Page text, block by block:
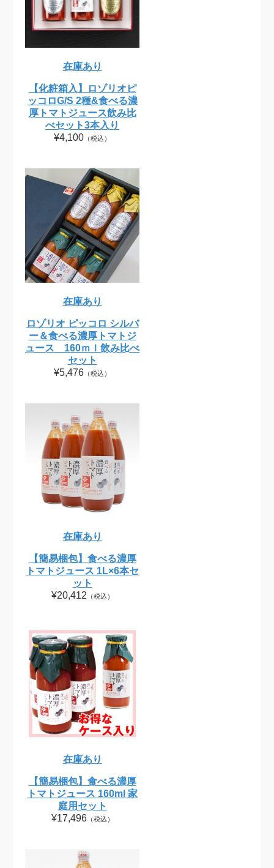
在庫あり
【化粧箱入】ロゾリオピ
ッコロG/S 2種&食べる濃
厚トマトジュース飲み比
べセット3本入り
¥4,100 （税込）
在庫あり
ロゾリオ ピッコロ シルバ
ー＆食べる濃厚トマトジ
ュース 160ｍｌ飲み比べ
セット
¥5,476 （税込）
在庫あり
【簡易梱包】食べる濃厚
トマトジュース 1L×6本セ
ット
¥20,412 （税込）
在庫あり
【簡易梱包】食べる濃厚
トマトジュース 160ml 家
庭用セット
¥17,496（税込）